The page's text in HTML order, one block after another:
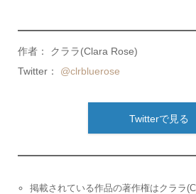
作者： クララ(Clara Rose)
Twitter： @clrbluerose
Twitterで見る
掲載されている作品の著作権はクララ